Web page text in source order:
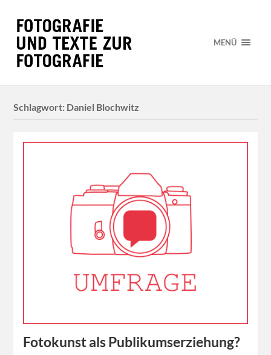
MENÜ
Schlagwort: Daniel Blochwitz
Fotokunst als Publikumserziehung?